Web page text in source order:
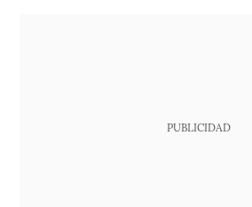
PUBLICIDAD